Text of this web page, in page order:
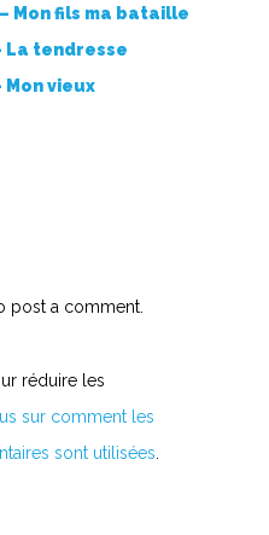
Mon fils ma bataille
La tendresse
Mon vieux
post a comment.
réduire les
sur comment les
sont utilisées